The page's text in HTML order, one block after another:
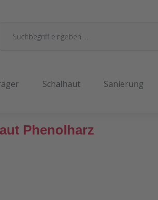
Schalhaut Sanierung
Phenolharz